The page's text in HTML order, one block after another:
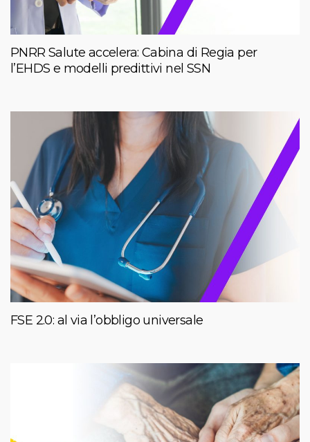
PNRR Salute accelera: Cabina di Regia per
l’EHDS e modelli predittivi nel SSN
FSE 2.0: al via l’obbligo universale